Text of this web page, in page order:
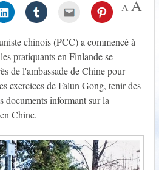
chinois (PCC) a commencé à
pratiquants en Finlande se
de l'ambassade de Chine pour
exercices de Falun Gong, tenir des
documents informant sur la
Chine.